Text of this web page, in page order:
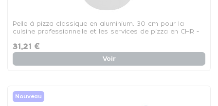
Pelle à pizza classique en aluminium, 30 cm pour la
cuisine professionnelle et les services de pizza en CHR -
31,21 €
Voir
Nouveau